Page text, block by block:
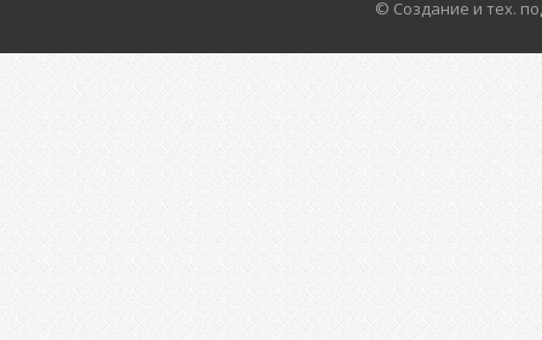
© Создание и тех.